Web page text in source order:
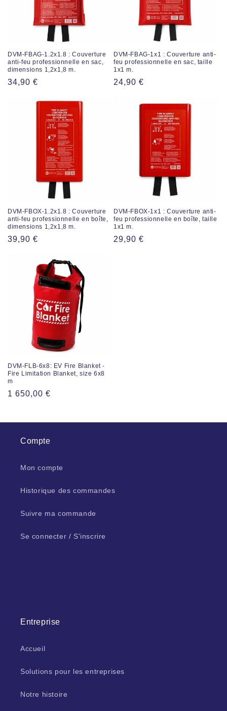
n
:
DVM-FBAG-1.2x1.8 : Couverture
anti-feu professionnelle en sac,
dimensions 1,2x1,8 m.
Prix
34,90 €
DVM-FBAG-1x1 : Couverture anti-
feu professionnelle en sac, taille
1x1 m.
Prix
24,90 €
DVM-FBOX-1.2x1.8 : Couverture
anti-feu professionnelle en boîte,
dimensions 1,2x1,8 m.
Prix
39,90 €
DVM-FBOX-1x1 : Couverture anti-
feu professionnelle en boîte, taille
1x1 m.
Prix
29,90 €
DVM-FLB-6x8: EV Fire Blanket -
Fire Limitation Blanket, size 6x8
m
Prix
1 650,00 €
Compte
Mon compte
Historique des commandes
Suivre ma commande
Se connecter / S'inscrire
Entreprise
Accueil
Solutions pour les entreprises
Notre histoire